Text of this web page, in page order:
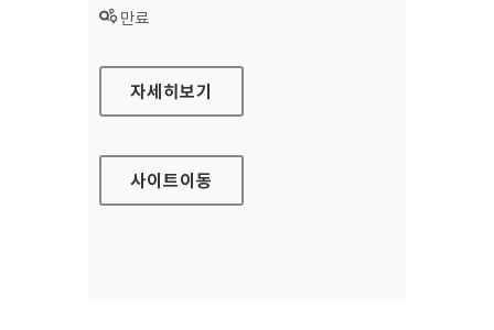
상태 :
만료
대구시설공단 이동지원센터 대표 홈페이지
자세히보기
사이트이동